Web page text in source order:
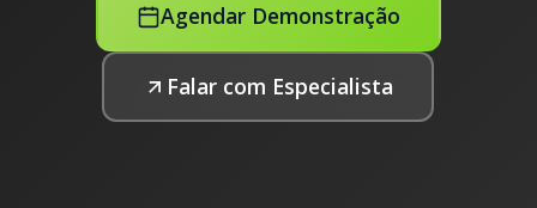
Agendar Demonstração
Falar com Especialista